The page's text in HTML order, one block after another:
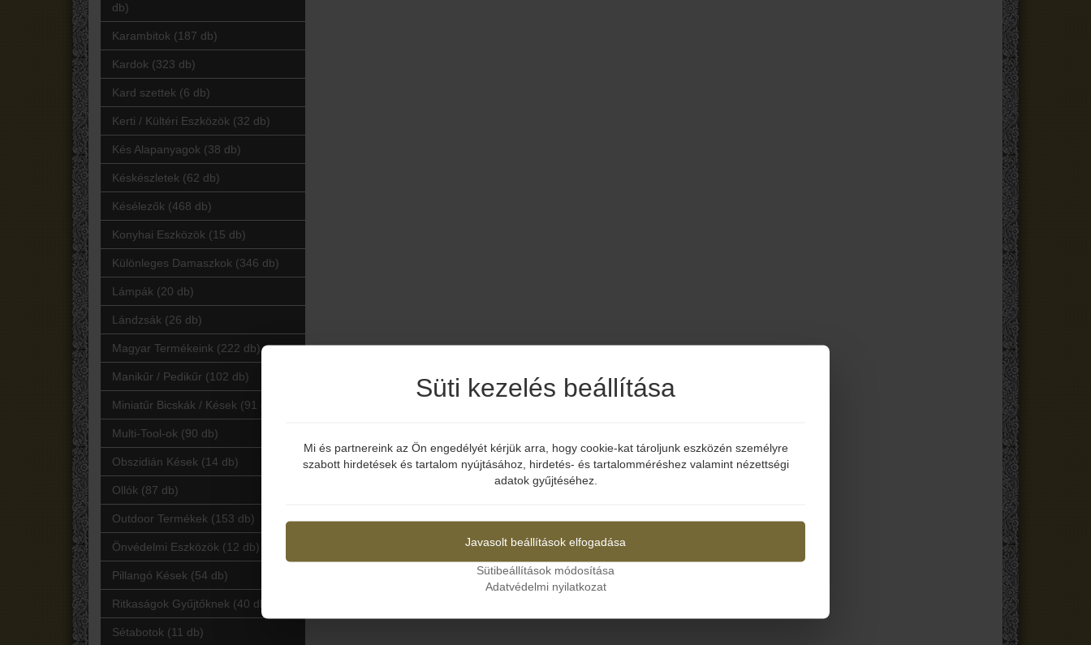
db)
Karambitok (187 db)
Kardok (323 db)
Kard szettek (6 db)
Kerti / Kültéri Eszközök (32 db)
Kés Alapanyagok (38 db)
Késkészletek (62 db)
Késélezők (468 db)
Konyhai Eszközök (15 db)
Különleges Damaszkok (346 db)
Lámpák (20 db)
Lándzsák (26 db)
Magyar Termékeink (222 db)
Manikűr / Pedikűr (102 db)
Miniatűr Bicskák / Kések (91 db)
Multi-Tool-ok (90 db)
Obszidián Kések (14 db)
Ollók (87 db)
Outdoor Termékek (153 db)
Önvédelmi Eszközök (12 db)
Pillangó Kések (54 db)
Ritkaságok Gyűjtőknek (40 db)
Sétabotok (11 db)
Elmúltál már 18 éves?
Süti kezelés beállítása
Mi és partnereink az Ön engedélyét kérjük arra, hogy cookie-kat tároljunk eszközén személyre
szabott hirdetések és tartalom nyújtásához, hirdetés- és tartalomméréshez valamint nézettségi
adatok gyűjtéséhez.
Javasolt beállítások elfogadása
Sütibeállítások módosítása
Adatvédelmi nyilatkozat